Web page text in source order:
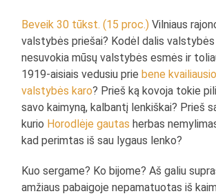
Beveik 30 tūkst. (15 proc.)Vilniaus
valstybės priešai? Kodėl dalis
nesuvokia mūsų valstybės esmės ir
1919-aisiais vedusiu priebene
valstybės karo? Prieš ką kovoja tokie
savo kaimyną, kalbantį lenkiškai? Prieš
kurio Horodlėje gautas herbas
kad perimtas iš sau lygaus lenko?
Kuo sergame? Ko bijome? Aš galiu
amžiaus pabaigoje nepamatuotas iš